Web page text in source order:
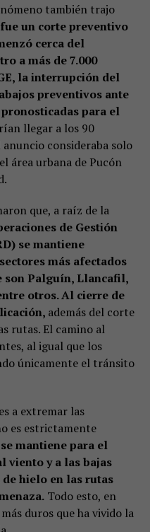
también trajo
un corte preventivo
cerca del
a más de 7.000
la interrupción del
preventivos ante
para el
llegar a los 90
consideraba solo
área urbana de Pucón
que, a raíz de la
de Gestión
se mantiene
más afectados
son Palguín, Llancafil,
otros. Al cierre de
además del corte
rutas. El camino al
al igual que los
únicamente el tránsito
a extremar las
es estrictamente
mantiene para el
viento y a las bajas
hielo en las rutas
Todo esto, en
duros que ha vivido la